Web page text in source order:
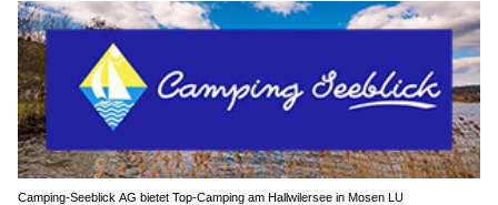
Camping-Seeblick AG bietet Top-Camping am Hallwilersee in Mosen LU